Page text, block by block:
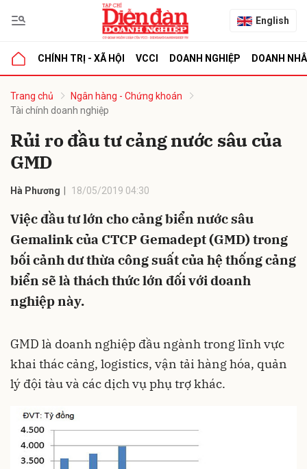
English
CHÍNH TRỊ - XÃ HỘI VCCI DOANH NGHIỆP DOANH
Trang chủ
Ngân hàng - Chứng khoán
Tài chính doanh nghiệp
Rủi ro đầu tư cảng nước sâu của
GMD
Hà Phương 18/05/2019 04:30
Việc đầu tư lớn cho cảng biển nước sâu
Gemalink của CTCP Gemadept (GMD) trong
bối cảnh dư thừa công suất của hệ thống cảng
biển sẽ là thách thức lớn đối với doanh
nghiệp này.
GMD là doanh nghiệp đầu ngành trong lĩnh vực
khai thác cảng, logistics, vận tải hàng hóa, quản
lý đội tàu và các dịch vụ phụ trợ khác.
luận